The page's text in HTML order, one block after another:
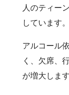
人のティー
しています。
アルコール
く、欠席、
が増大します